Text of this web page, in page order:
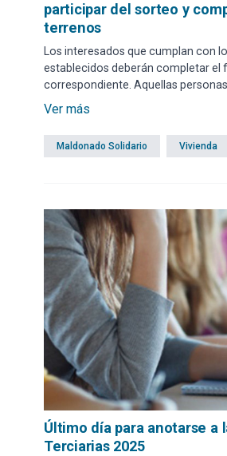
participar del sorteo y
terrenos
Los interesados que cumplan con
establecidos deberán completar el
correspondiente. Aquellas
para sorteos anteriores
Ver más
Maldonado Solidario Vivienda
Último día para anotarse a
Terciarias 2025